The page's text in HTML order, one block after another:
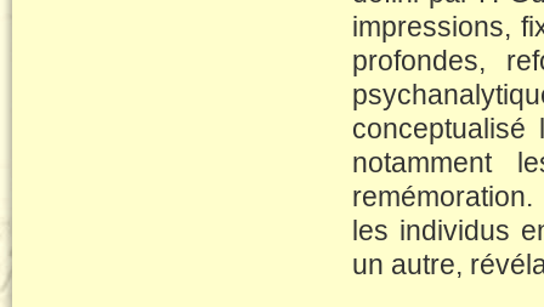
impressions,
profondes,
notamment
les individus
un autre,